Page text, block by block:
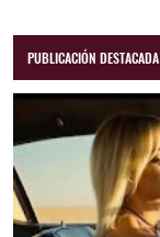
PUBLICACIÓN DESTACADA